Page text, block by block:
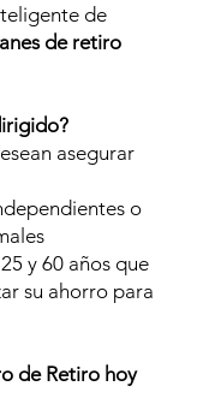
de
de retiro
asegurar
o
y 60 años que
su ahorro para
de Retiro hoy